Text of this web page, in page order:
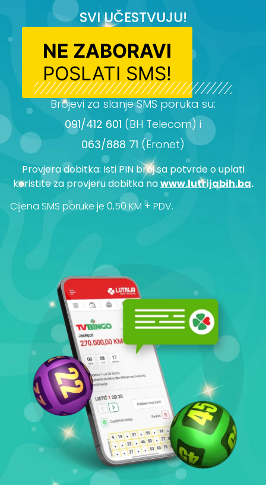
SVI UČESTVUJU!
NE ZABORAVI
POSLATI SMS!
Brojevi za slanje SMS poruka su:
091/412 601 (BH Telecom) i
063/888 71 (Eronet)
Provjera dobitka: Isti PIN broj sa potvrde o uplati
koristite za provjeru dobitka nawww.lutrijabih.ba.
Cijena SMS poruke je 0,50 KM + PDV.